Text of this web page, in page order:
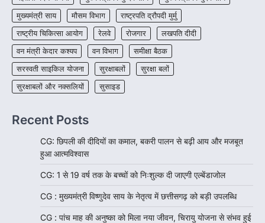
मुख्यमंत्री साय
मौसम विभाग
राष्ट्रपति द्रौपदी मुर्मु
राष्ट्रीय चिकित्सा आयोग
रेलवे रोजगार
लखपति दीदी
वन मंत्री केदार कश्यप
वन विभाग
समीक्षा बैठक
सरस्वती साइकिल योजना
सुरक्षाबलों
सुरक्षा बलों
सुरक्षाबलों और नक्सलियों
सुसाइड
Recent Posts
CG: छिपली की दीदियों का कमाल, बकरी पालन से बढ़ी आय और मजबूत
हुआ आत्मविश्वास
CG: 1 से 19 वर्ष तक के बच्चों को निःशुल्क दी जाएगी एल्बेंडाजोल
CG : मुख्यमंत्री विष्णुदेव साय के नेतृत्व में छत्तीसगढ़ को बड़ी उपलब्धि
CG : पांच माह की अनुष्का को मिला नया जीवन, चिरायु योजना से संभव हुई